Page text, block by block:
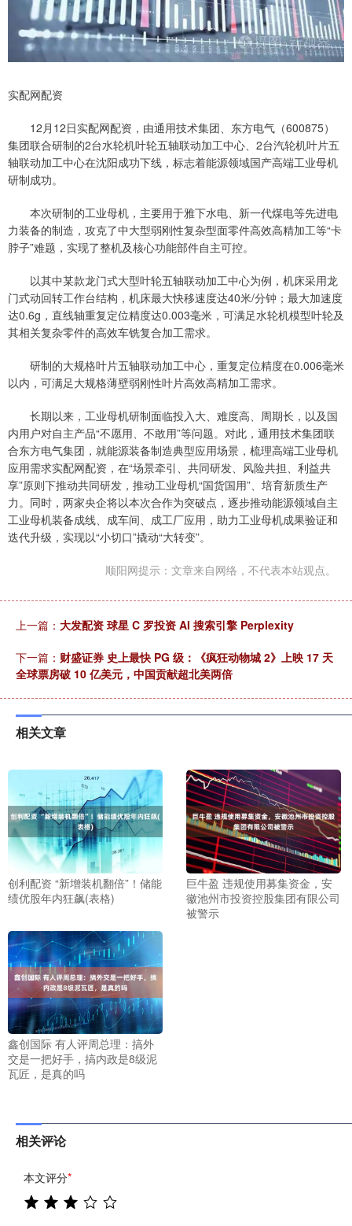
实配网配资
12月12日实配网配资，由通用技术集团、东方电气（600875）
集团联合研制的2台水轮机叶轮五轴联动加工中心、2台汽轮机叶片五
轴联动加工中心在沈阳成功下线，标志着能源领域国产高端工业母机
研制成功。
本次研制的工业母机，主要用于雅下水电、新一代煤电等先进电
力装备的制造，攻克了中大型弱刚性复杂型面零件高效高精加工等“卡
脖子”难题，实现了整机及核心功能部件自主可控。
以其中某款龙门式大型叶轮五轴联动加工中心为例，机床采用龙
门式动回转工作台结构，机床最大快移速度达40米/分钟；最大加速度
达0.6g，直线轴重复定位精度达0.003毫米，可满足水轮机模型叶轮及
其相关复杂零件的高效车铣复合加工需求。
研制的大规格叶片五轴联动加工中心，重复定位精度在0.006毫米
以内，可满足大规格薄壁弱刚性叶片高效高精加工需求。
长期以来，工业母机研制面临投入大、难度高、周期长，以及国
内用户对自主产品“不愿用、不敢用”等问题。对此，通用技术集团联
合东方电气集团，就能源装备制造典型应用场景，梳理高端工业母机
应用需求实配网配资，在“场景牵引、共同研发、风险共担、利益共
享”原则下推动共同研发，推动工业母机“国货国用”、培育新质生产
力。同时，两家央企将以本次合作为突破点，逐步推动能源领域自主
工业母机装备成线、成车间、成工厂应用，助力工业母机成果验证和
迭代升级，实现以“小切口”撬动“大转变”。
顺阳网提示：文章来自网络，不代表本站观点。
上一篇： 大发配资 球星 C 罗投资 AI 搜索引擎 Perplexity
下一篇： 财盛证券 史上最快 PG 级：《疯狂动物城 2》上映 17 天
全球票房破 10 亿美元，中国贡献超北美两倍
相关文章
创利配资 “新增装机翻倍”！储能
绩优股年内狂飙(表格)
巨牛盈 违规使用募集资金，安
徽池州市投资控股集团有限公司
被警示
鑫创国际 有人评周总理：搞外
交是一把好手，搞内政是8级泥
瓦匠，是真的吗
相关评论
本文评分*